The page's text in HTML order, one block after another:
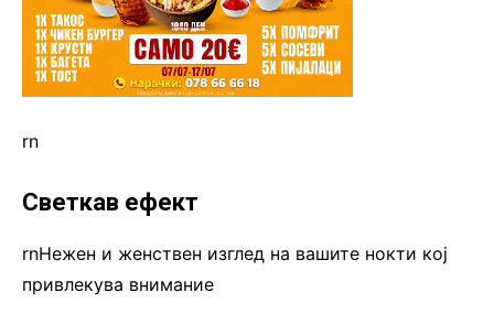
rn
Светкав ефект
rnНежен и женствен изглед на вашите нокти кој
привлекува внимание